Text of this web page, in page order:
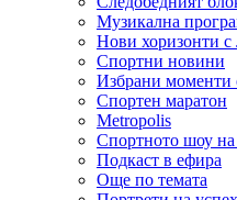
Музикална
Нови хоризонти
Спортни новини
Избрани моменти
Спортен маратон
Metropolis
Спортното шоу
Подкаст в ефира
Още по темата